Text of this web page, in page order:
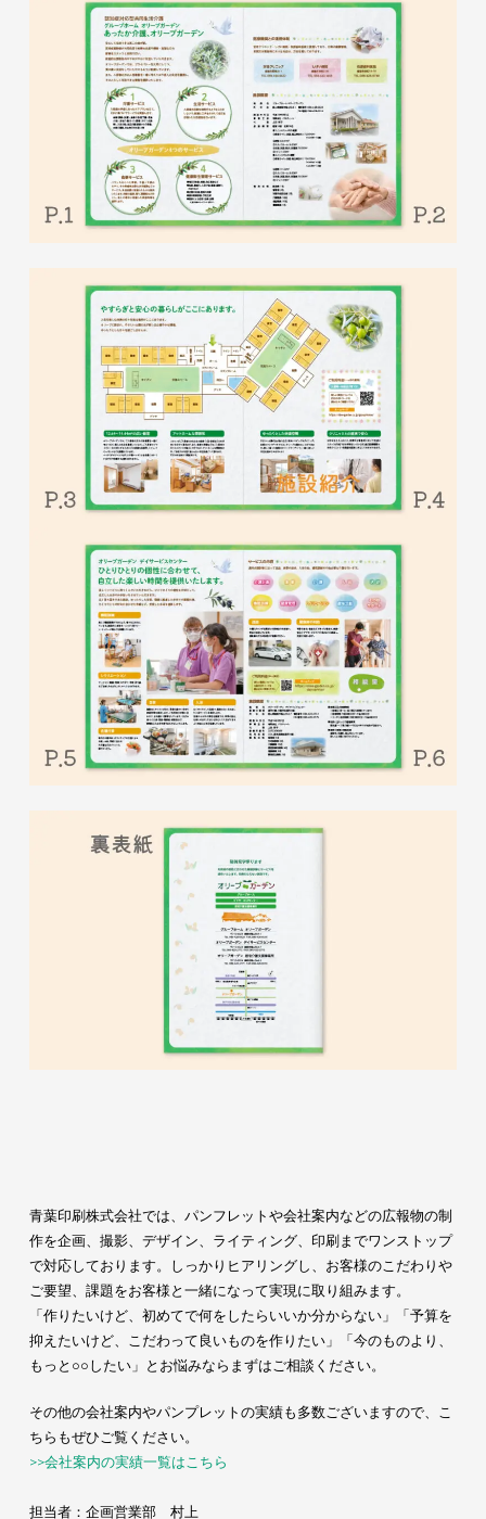
青葉印刷株式会社では、パンフレットや会社案内などの広報物の制
作を企画、撮影、デザイン、ライティング、印刷までワンストップ
で対応しております。しっかりヒアリングし、お客様のこだわりや
ご要望、課題をお客様と一緒になって実現に取り組みます。
「作りたいけど、初めてで何をしたらいいか分からない」「予算を
抑えたいけど、こだわって良いものを作りたい」「今のものより、
もっと○○したい」とお悩みならまずはご相談ください。
その他の会社案内やパンプレットの実績も多数ございますので、こ
ちらもぜひご覧ください。
>>会社案内の実績一覧はこちら
担当者：企画営業部 村上